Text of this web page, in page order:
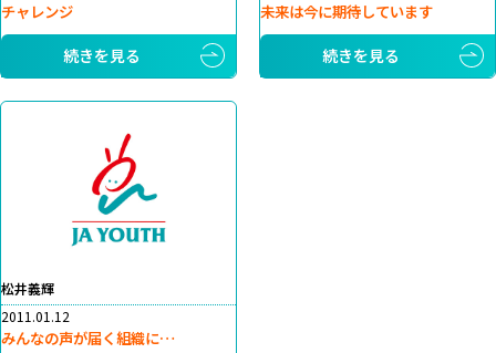
チャレンジ
続きを見る
未来は今に期待しています
続きを見る
松井義輝
2011.01.12
みんなの声が届く組織に…